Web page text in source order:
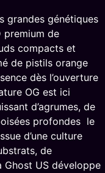
grandes génétiques
premium de
compacts et
de pistils orange
dès l’ouverture
OG est ici
d’agrumes, de
profondes le
d’une culture
de
Ghost US développe